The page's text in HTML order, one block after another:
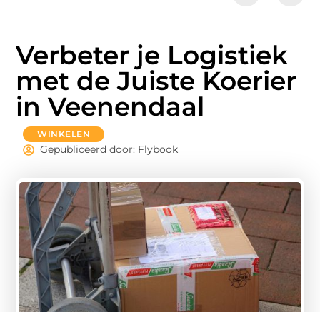
Verbeter je Logistiek
met de Juiste Koerier
in Veenendaal
WINKELEN
Gepubliceerd door: Flybook